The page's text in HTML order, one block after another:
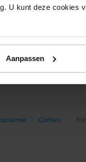
U kunt deze cookies
Aanpassen
Contact